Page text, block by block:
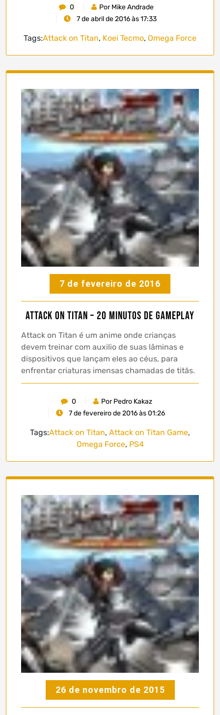
0
Por Mike Andrade
7 de abril de 2016 às 17:33
Tags:Attack on Titan, Koei Tecmo, Omega Force
7 de fevereiro de 2016
Attack on Titan – 20 minutos de gameplay
Attack on Titan é um anime onde crianças
devem treinar com auxilio de suas lâminas e
dispositivos que lançam eles ao céus, para
enfrentar criaturas imensas chamadas de titãs.
0
Por Pedro Kakaz
7 de fevereiro de 2016 às 01:26
Tags:Attack on Titan, Attack on Titan Game,
Omega Force, PS4
26 de novembro de 2015